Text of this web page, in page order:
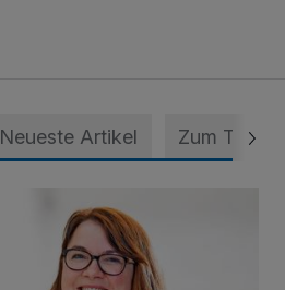
Neueste Artikel Zum Thema